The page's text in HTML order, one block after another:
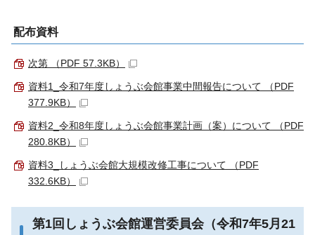
配布資料
次第 （PDF 57.3KB）
資料1_令和7年度しょうぶ会館事業中間報告について （PDF
377.9KB）
資料2_令和8年度しょうぶ会館事業計画（案）について （PDF
280.8KB）
資料3_しょうぶ会館大規模改修工事について （PDF
332.6KB）
第1回しょうぶ会館運営委員会（令和7年5月21